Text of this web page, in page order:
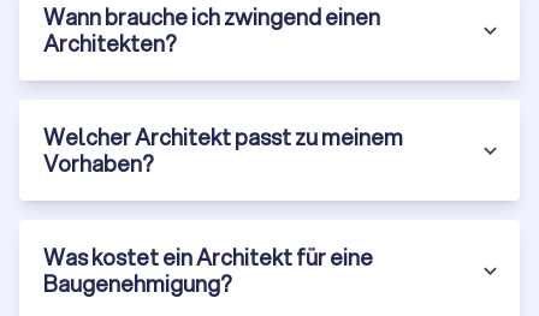
Wann brauche ich zwingend einen
Architekten?
Welcher Architekt passt zu meinem
Vorhaben?
Was kostet ein Architekt für eine
Baugenehmigung?